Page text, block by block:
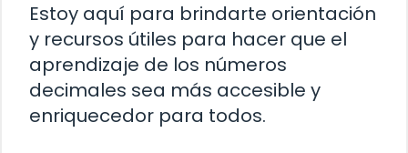
Estoy aquí para brindarte orientación
y recursos útiles para hacer que el
aprendizaje de los números
decimales sea más accesible y
enriquecedor para todos.